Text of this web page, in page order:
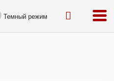
Темный режим